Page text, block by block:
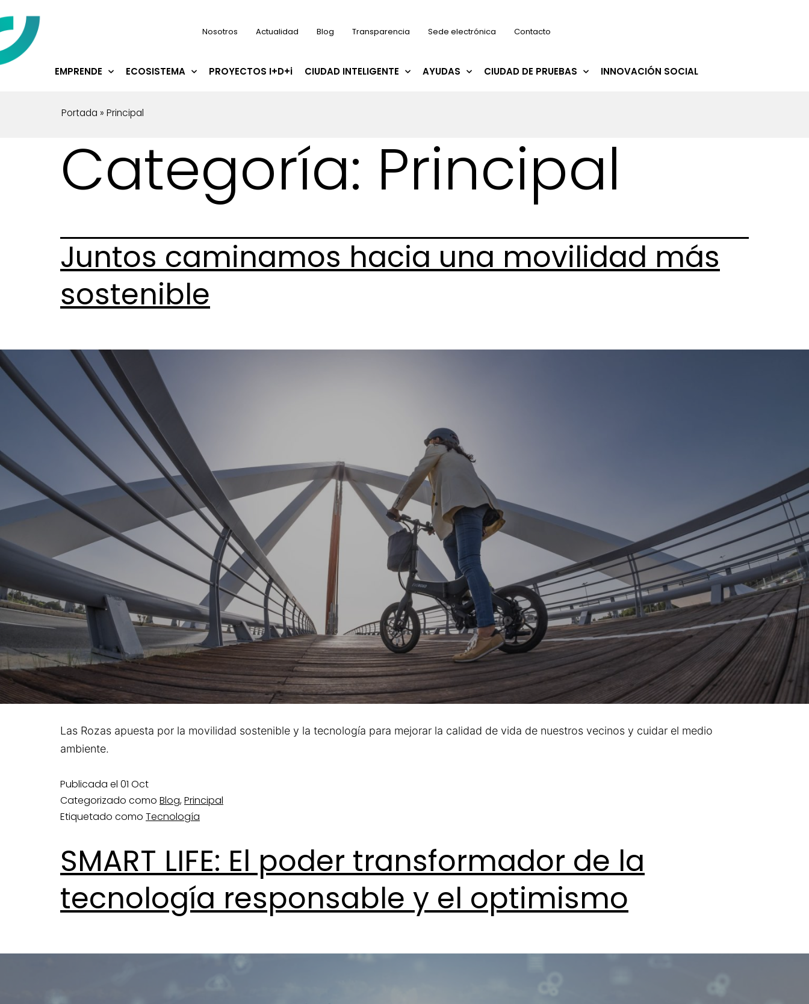
Nosotros Actualidad Blog Transparencia Sede electrónica Contacto
EMPRENDE ECOSISTEMA PROYECTOS I+D+i CIUDAD INTELIGENTE AYUDAS CIUDAD DE PRUEBAS INNOVACIÓN SOCIAL
Portada » Principal
Categoría: Principal
Juntos caminamos hacia una movilidad más
sostenible
Las Rozas apuesta por la movilidad sostenible y la tecnología para mejorar la calidad de vida de nuestros vecinos y cuidar el medio
ambiente.
Publicada el 01 Oct
Categorizado como Blog,Principal
Etiquetado como Tecnología
SMART LIFE: El poder transformador de la
tecnología responsable y el optimismo